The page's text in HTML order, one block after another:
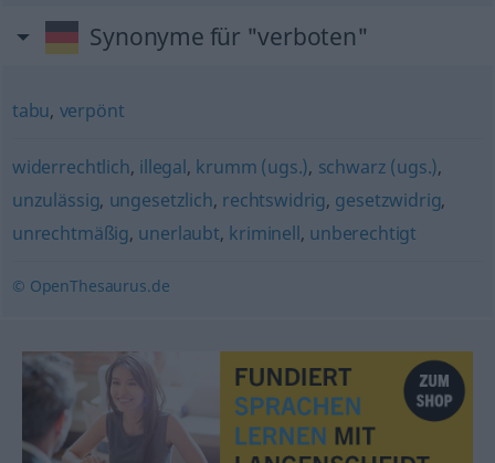
Synonyme für "verboten"
tabu, verpönt
widerrechtlich, illegal, krumm (ugs.), schwarz (ugs.),
unzulässig, ungesetzlich, rechtswidrig, gesetzwidrig,
unrechtmäßig, unerlaubt, kriminell, unberechtigt
© OpenThesaurus.de